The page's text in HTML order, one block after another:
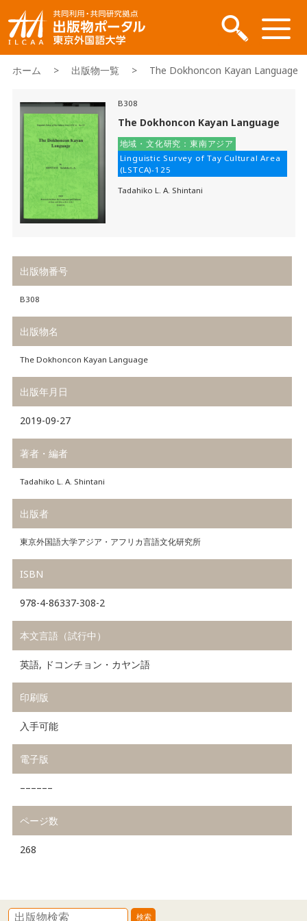
ホーム > 出版物一覧 > The Dokhoncon Kayan Language
B308
The Dokhoncon Kayan Language
地域・文化研究：東南アジア
Linguistic Survey of Tay Cultural Area
(LSTCA)-125
Tadahiko L. A. Shintani
出版物番号
B308
出版物名
The Dokhoncon Kayan Language
出版年月日
2019-09-27
著者・編者
Tadahiko L. A. Shintani
出版者
東京外国語大学アジア・アフリカ言語文化研究所
ISBN
978-4-86337-308-2
本文言語（試行中）
英語, ドコンチョン・カヤン語
印刷版
入手可能
電子版
––––––
ページ数
268